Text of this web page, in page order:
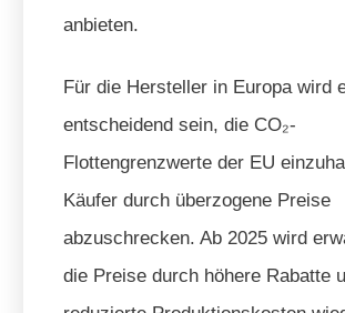
anbieten.
Für die Hersteller in Europa wird
entscheidend sein, die CO₂-
Flottengrenzwerte der EU
Käufer durch überzogene Preise
abzuschrecken. Ab 2025 wird
die Preise durch höhere Rabatte